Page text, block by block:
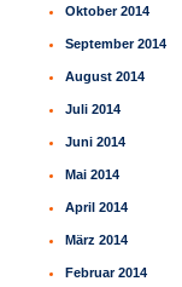
Oktober 2014
September 2014
August 2014
Juli 2014
Juni 2014
Mai 2014
April 2014
März 2014
Februar 2014